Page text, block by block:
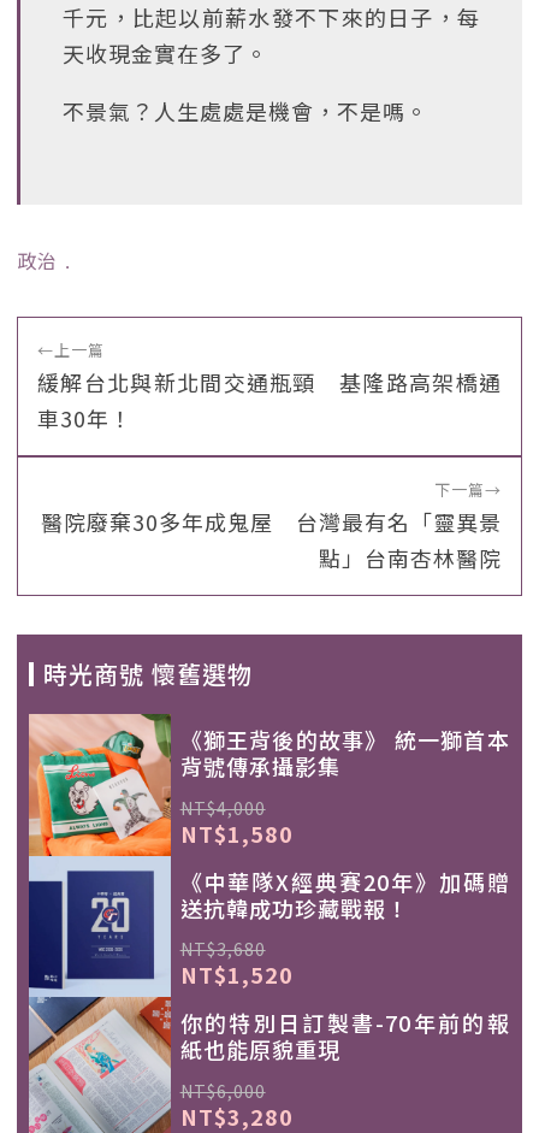
千元，比起以前薪水發不下來的日子，每
天收現金實在多了。
不景氣？人生處處是機會，不是嗎。
政治 ﹒
←上一篇
緩解台北與新北間交通瓶頸 基隆路高架橋通
車30年！
下一篇→
醫院廢棄30多年成鬼屋 台灣最有名「靈異景
點」台南杏林醫院
時光商號 懷舊選物
《獅王背後的故事》 統一獅首本
背號傳承攝影集
NT$4,000
NT$1,580
《中華隊X經典賽20年》加碼贈
送抗韓成功珍藏戰報！
NT$3,680
NT$1,520
你的特別日訂製書-70年前的報
紙也能原貌重現
NT$6,000
NT$3,280